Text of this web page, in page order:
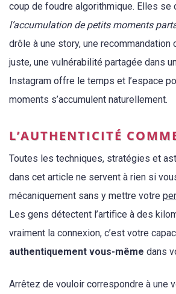
coup de foudre algorithmique. Elles se
l’accumulation de petits moments
drôle à une story, une recommandation
juste, une vulnérabilité partagée dans
Instagram offre le temps et l’espace
moments s’accumulent naturellement.
L’AUTHENTICITÉ
Toutes les techniques, stratégies et
dans cet article ne servent à rien si
mécaniquement sans y mettre votre
Les gens détectent l’artifice à des
vraiment la connexion, c’est votre
authentiquement vous-même dans
Arrêtez de vouloir correspondre à une